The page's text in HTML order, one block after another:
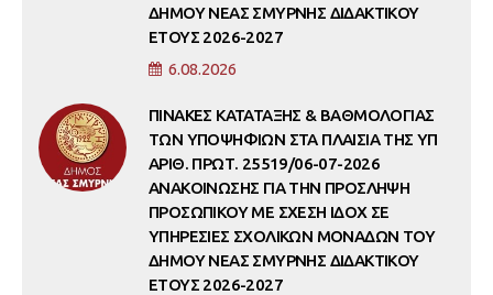
ΔΗΜΟΥ ΝΕΑΣ ΣΜΥΡΝΗΣ ΔΙΔΑΚΤΙΚΟΥ
ΕΤΟΥΣ 2026-2027
6.08.2026
ΠΙΝΑΚΕΣ ΚΑΤΑΤΑΞΗΣ & ΒΑΘΜΟΛΟΓΙΑΣ
ΤΩΝ ΥΠΟΨΗΦΙΩΝ ΣΤΑ ΠΛΑΙΣΙΑ ΤΗΣ ΥΠ
ΑΡΙΘ. ΠΡΩΤ. 25519/06-07-2026
ΑΝΑΚΟΙΝΩΣΗΣ ΓΙΑ ΤΗΝ ΠΡΟΣΛΗΨΗ
ΠΡΟΣΩΠΙΚΟΥ ΜΕ ΣΧΕΣΗ ΙΔΟΧ ΣΕ
ΥΠΗΡΕΣΙΕΣ ΣΧΟΛΙΚΩΝ ΜΟΝΑΔΩΝ ΤΟΥ
ΔΗΜΟΥ ΝΕΑΣ ΣΜΥΡΝΗΣ ΔΙΔΑΚΤΙΚΟΥ
ΕΤΟΥΣ 2026-2027